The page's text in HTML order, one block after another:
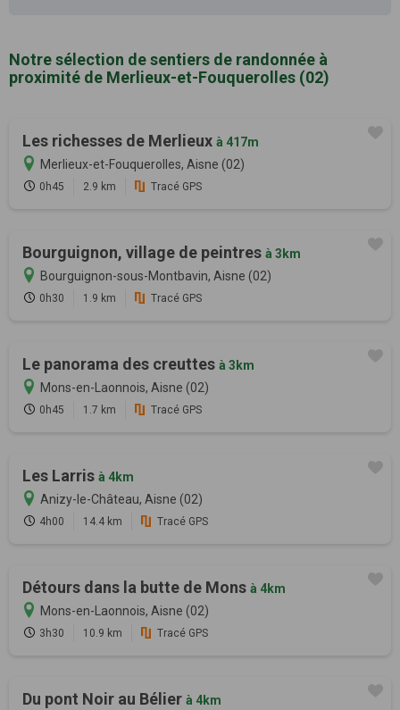
Notre sélection de sentiers de randonnée à
proximité de Merlieux-et-Fouquerolles (02)
Les richesses de Merlieux à 417m
Merlieux-et-Fouquerolles, Aisne (02)
0h45 2.9 km Tracé GPS
Bourguignon, village de peintres à 3km
Bourguignon-sous-Montbavin, Aisne (02)
0h30 1.9 km Tracé GPS
Le panorama des creuttes à 3km
Mons-en-Laonnois, Aisne (02)
0h45 1.7 km Tracé GPS
Les Larris à 4km
Anizy-le-Château, Aisne (02)
4h00 14.4 km Tracé GPS
Détours dans la butte de Mons à 4km
Mons-en-Laonnois, Aisne (02)
3h30 10.9 km Tracé GPS
Du pont Noir au Bélier à 4km